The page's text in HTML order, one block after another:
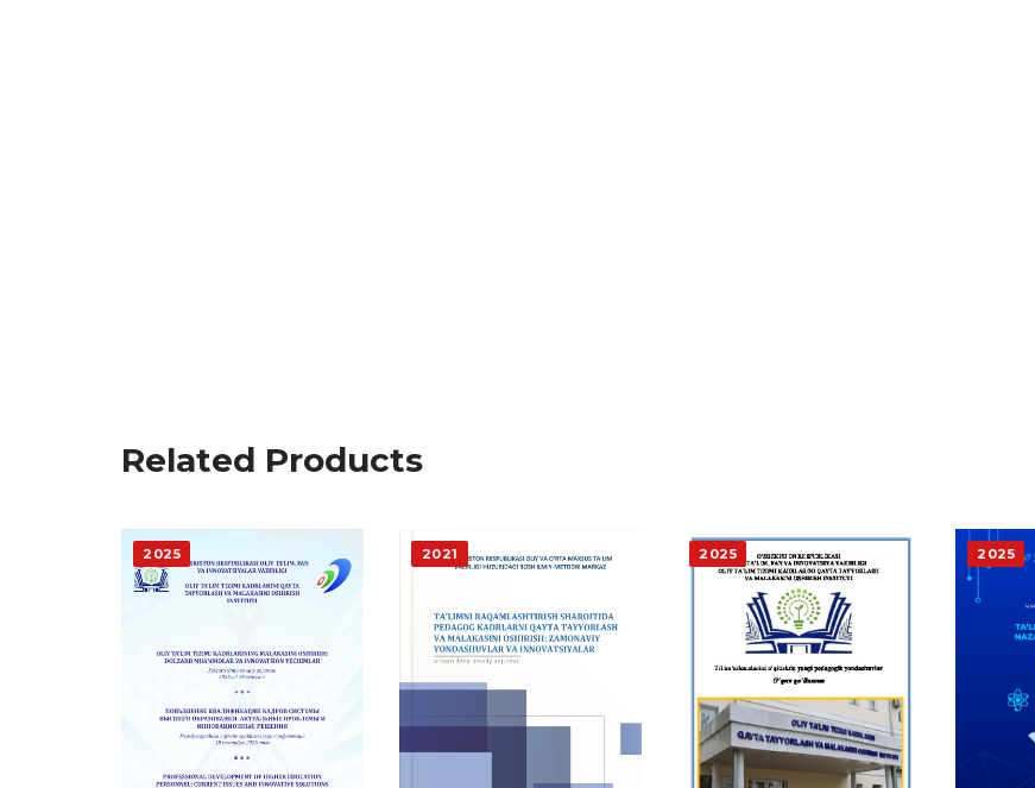
Related Products
2025 2021 2025 2025